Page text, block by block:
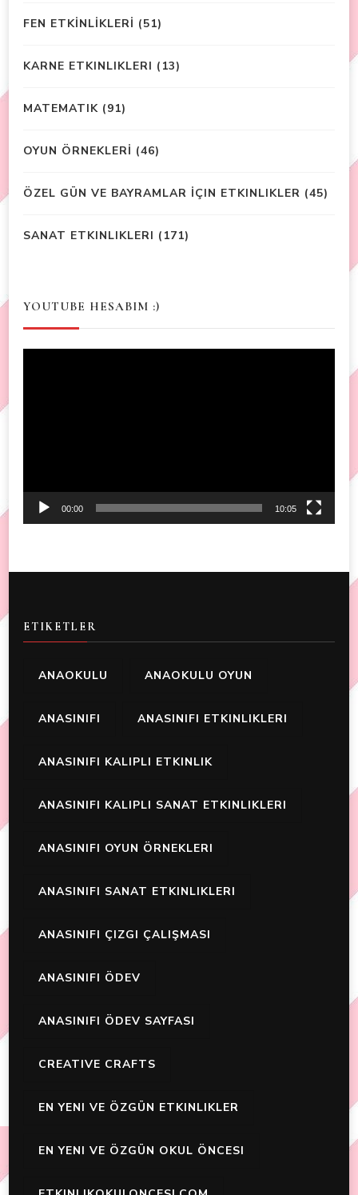
FEN ETKİNLİKLERİ (51)
KARNE ETKINLIKLERI (13)
MATEMATIK (91)
OYUN ÖRNEKLERİ (46)
ÖZEL GÜN VE BAYRAMLAR İÇIN ETKINLIKLER (45)
SANAT ETKINLIKLERI (171)
YOUTUBE HESABIM :)
00:00 10:05
ETIKETLER
ANAOKULU ANAOKULU OYUN
ANASINIFI ANASINIFI ETKINLIKLERI
ANASINIFI KALIPLI ETKINLIK
ANASINIFI KALIPLI SANAT ETKINLIKLERI
ANASINIFI OYUN ÖRNEKLERI
ANASINIFI SANAT ETKINLIKLERI
ANASINIFI ÇIZGI ÇALIŞMASI
ANASINIFI ÖDEV
ANASINIFI ÖDEV SAYFASI
CREATIVE CRAFTS
EN YENI VE ÖZGÜN ETKINLIKLER
EN YENI VE ÖZGÜN OKUL ÖNCESI